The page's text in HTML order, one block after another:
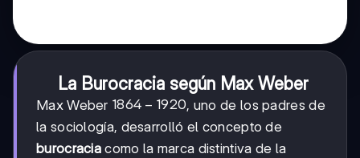
La Burocracia según Max Weber
Max Weber 1864-
1920
1864 − 1920, uno de los padres de
la sociología, desarrolló el concepto de
burocracia como la marca distintiva de la